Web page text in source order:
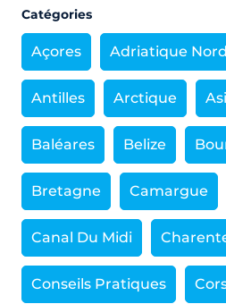
Catégories
Açores Adriatique Nord
Antilles Arctique
Baléares Belize
Bretagne Camargue
Canal Du Midi
Conseils Pratiques